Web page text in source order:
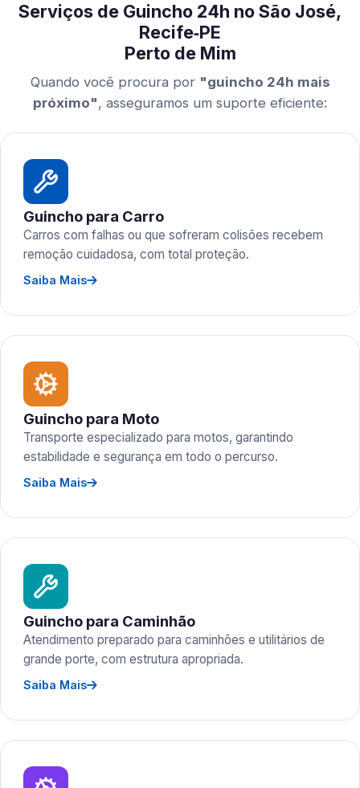
Serviços de Guincho 24h no São José,
Recife‑PE
Perto de Mim
Quando você procura por "guincho 24h mais
próximo", asseguramos um suporte eficiente:
Guincho para Carro
Carros com falhas ou que sofreram colisões recebem
remoção cuidadosa, com total proteção.
Saiba Mais
Guincho para Moto
Transporte especializado para motos, garantindo
estabilidade e segurança em todo o percurso.
Saiba Mais
Guincho para Caminhão
Atendimento preparado para caminhões e utilitários de
grande porte, com estrutura apropriada.
Saiba Mais